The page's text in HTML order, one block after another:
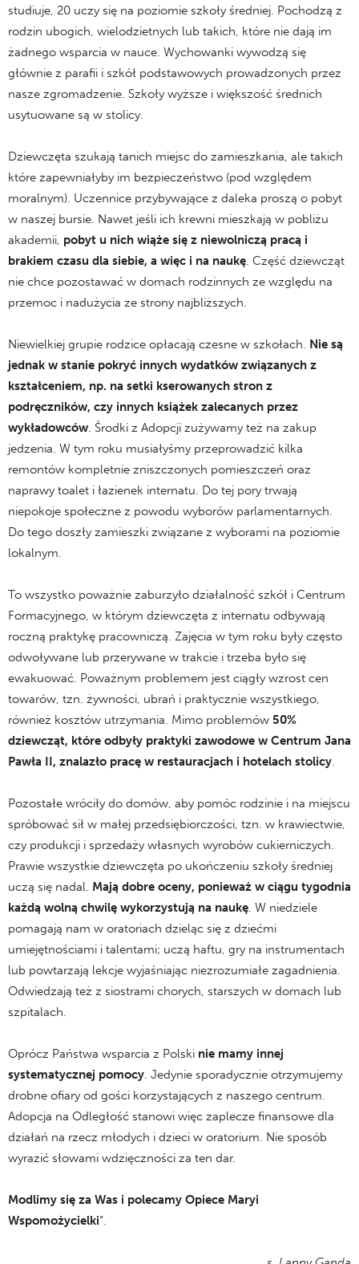
studiuje, 20 uczy się na poziomie szkoły średniej. Pochodzą z
rodzin ubogich, wielodzietnych lub takich, które nie dają im
żadnego wsparcia w nauce. Wychowanki wywodzą się
głównie z parafii i szkół podstawowych prowadzonych przez
nasze zgromadzenie. Szkoły wyższe i większość średnich
usytuowane są w stolicy.
Dziewczęta szukają tanich miejsc do zamieszkania, ale takich
które zapewniałyby im bezpieczeństwo (pod względem
moralnym). Uczennice przybywające z daleka proszą o pobyt
w naszej bursie. Nawet jeśli ich krewni mieszkają w pobliżu
akademii, pobyt u nich wiąże się z niewolniczą pracą i
brakiem czasu dla siebie, a więc i na naukę. Część dziewcząt
nie chce pozostawać w domach rodzinnych ze względu na
przemoc i nadużycia ze strony najbliższych.
Niewielkiej grupie rodzice opłacają czesne w szkołach. Nie są
jednak w stanie pokryć innych wydatków związanych z
kształceniem, np. na setki kserowanych stron z
podręczników, czy innych książek zalecanych przez
wykładowców. Środki z Adopcji zużywamy też na zakup
jedzenia. W tym roku musiałyśmy przeprowadzić kilka
remontów kompletnie zniszczonych pomieszczeń oraz
naprawy toalet i łazienek internatu. Do tej pory trwają
niepokoje społeczne z powodu wyborów parlamentarnych.
Do tego doszły zamieszki związane z wyborami na poziomie
lokalnym.
To wszystko poważnie zaburzyło działalność szkół i Centrum
Formacyjnego, w którym dziewczęta z internatu odbywają
roczną praktykę pracowniczą. Zajęcia w tym roku były często
odwoływane lub przerywane w trakcie i trzeba było się
ewakuować. Poważnym problemem jest ciągły wzrost cen
towarów, tzn. żywności, ubrań i praktycznie wszystkiego,
również kosztów utrzymania. Mimo problemów 50%
dziewcząt, które odbyły praktyki zawodowe w Centrum Jana
Pawła II, znalazło pracę w restauracjach i hotelach stolicy.
Pozostałe wróciły do domów, aby pomóc rodzinie i na miejscu
spróbować sił w małej przedsiębiorczości, tzn. w krawiectwie,
czy produkcji i sprzedaży własnych wyrobów cukierniczych.
Prawie wszystkie dziewczęta po ukończeniu szkoły średniej
uczą się nadal. Mają dobre oceny, ponieważ w ciągu tygodnia
każdą wolną chwilę wykorzystują na naukę. W niedziele
pomagają nam w oratoriach dzieląc się z dziećmi
umiejętnościami i talentami; uczą haftu, gry na instrumentach
lub powtarzają lekcje wyjaśniając niezrozumiałe zagadnienia.
Odwiedzają też z siostrami chorych, starszych w domach lub
szpitalach.
Oprócz Państwa wsparcia z Polski nie mamy innej
systematycznej pomocy. Jedynie sporadycznie otrzymujemy
drobne ofiary od gości korzystających z naszego centrum.
Adopcja na Odległość stanowi więc zaplecze finansowe dla
działań na rzecz młodych i dzieci w oratorium. Nie sposób
wyrazić słowami wdzięczności za ten dar.
Modlimy się za Was i polecamy Opiece Maryi
Wspomożycielki“.